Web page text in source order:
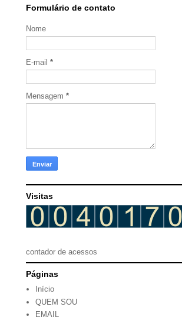
Formulário de contato
Nome
E-mail *
Mensagem *
Visitas
contador de acessos
Páginas
Início
QUEM SOU
EMAIL